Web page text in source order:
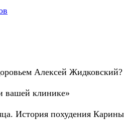
Алексей Жидковский?
вашей клинике»
История похудения Карины